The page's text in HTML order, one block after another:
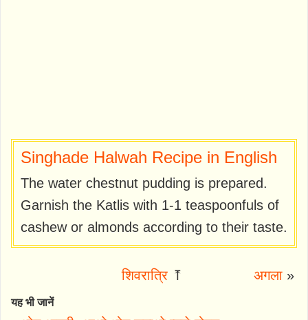
Singhade Halwah Recipe in English
The water chestnut pudding is prepared.
Garnish the Katlis with 1-1 teaspoonfuls of
cashew or almonds according to their taste.
शिवरात्रि⤒ अगला»
यह भी जानें